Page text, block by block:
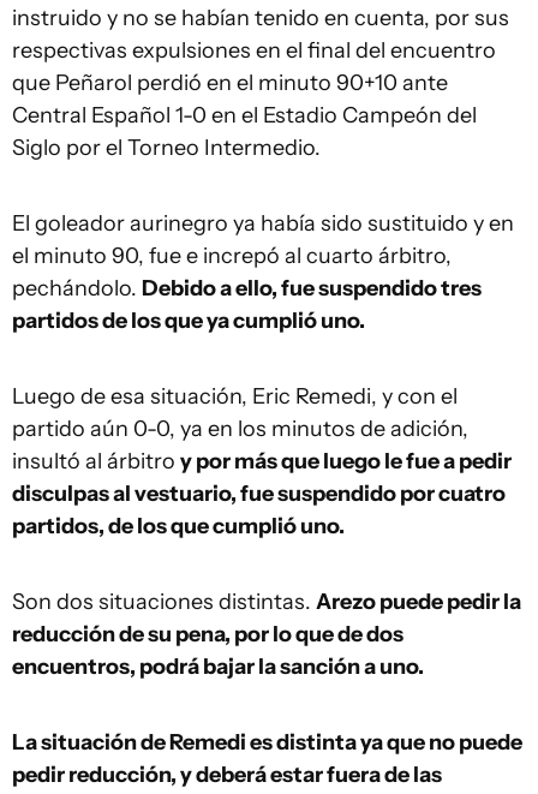
instruido y no se habían tenido en cuenta, por sus
respectivas expulsiones en el final del encuentro
que Peñarol perdió en el minuto 90+10 ante
Central Español 1-0 en el Estadio Campeón del
Siglo por el Torneo Intermedio.
El goleador aurinegro ya había sido sustituido y en
el minuto 90, fue e increpó al cuarto árbitro,
pechándolo. Debido a ello, fue suspendido tres
partidos de los que ya cumplió uno.
Luego de esa situación, Eric Remedi, y con el
partido aún 0-0, ya en los minutos de adición,
insultó al árbitro y por más que luego le fue a pedir
disculpas al vestuario, fue suspendido por cuatro
partidos, de los que cumplió uno.
Son dos situaciones distintas. Arezo puede pedir la
reducción de su pena, por lo que de dos
encuentros, podrá bajar la sanción a uno.
La situación de Remedi es distinta ya que no puede
pedir reducción, y deberá estar fuera de las